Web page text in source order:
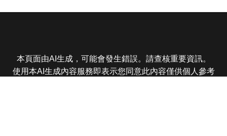
本頁面由AI生成，可能會發生錯誤。請查核重要資訊。
使用本AI生成內容服務即表示您同意此內容僅供個人參考